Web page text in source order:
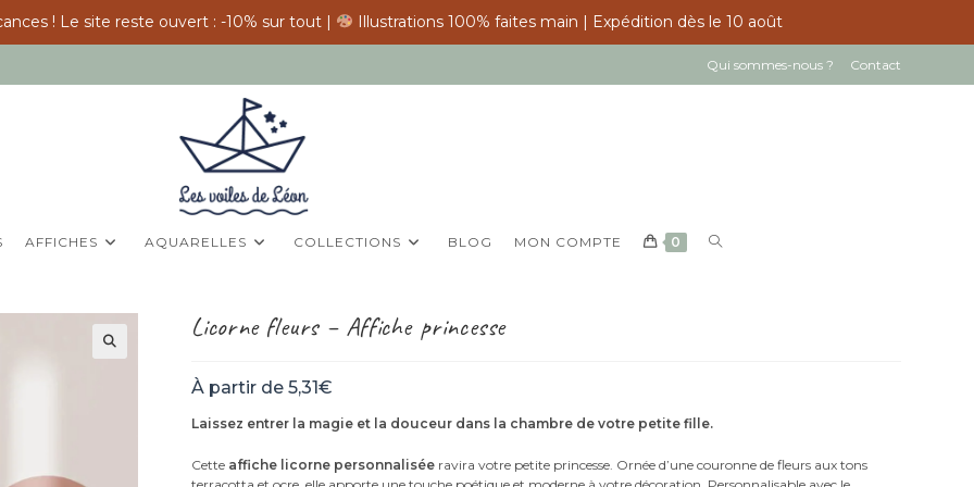
! Le site reste ouvert : -10% sur tout | Illustrations 100% faites main | Expédition dès le 10 août
Qui sommes-nous ? Contact
AFFICHES AQUARELLES COLLECTIONS BLOG MON COMPTE 0
TOGGLE
Licorne fleurs – Affiche princesse
À partir de 5,31€
Laissez entrer la magie et la douceur dans la chambre de votre petite fille.
Cette affiche licorne personnaliséeravira votre petite princesse. Ornée d’une couronne de fleurs aux tons